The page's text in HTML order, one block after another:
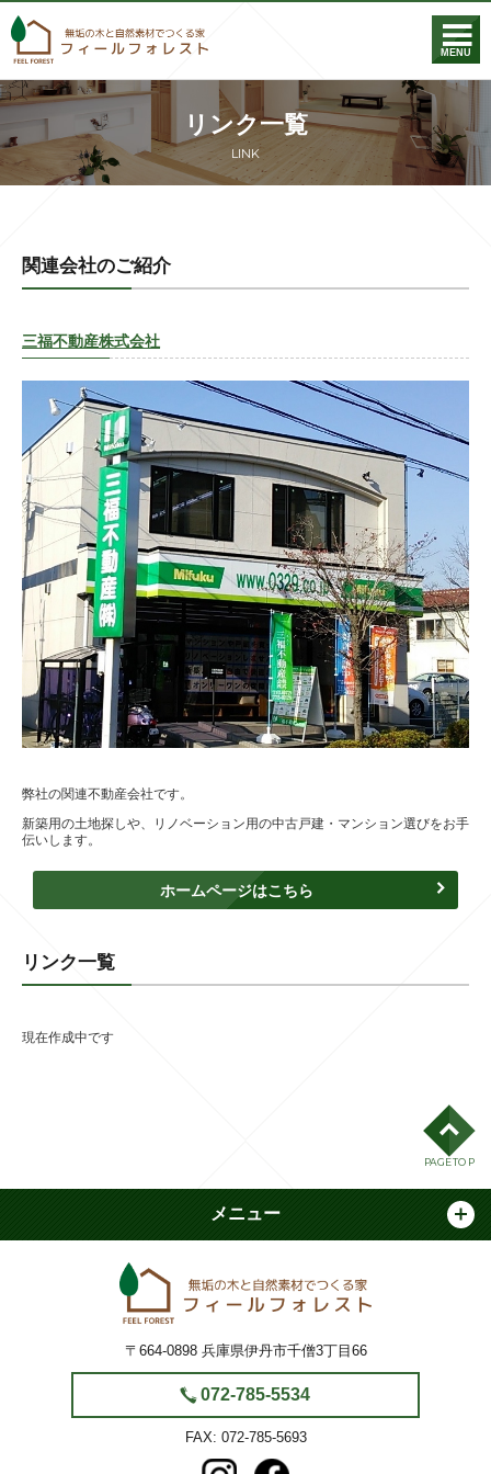
フィールフォレス
MENU
リンク一覧
LINK
関連会社のご紹介
三福不動産株式会社
弊社の関連不動産会社です。
新築用の土地探しや、リノベーション用の中古戸建・マンション選びをお手
伝いします。
ホームページはこちら
リンク一覧
現在作成中です
メニュー
〒664-0898 兵庫県伊丹市千僧3丁目66
072-785-5534
072-785-5693
PAGE TOP